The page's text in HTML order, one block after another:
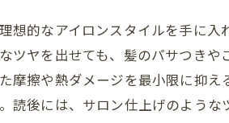
想的なアイロンスタイルを手に
ツヤを出せても、髪のパサつき
摩擦や熱ダメージを最小限に抑
読後には、サロン仕上げのよう